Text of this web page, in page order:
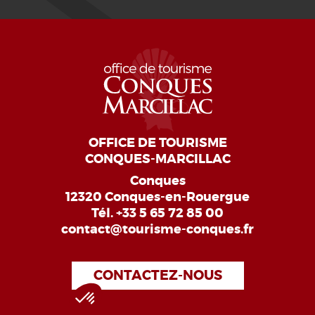
OFFICE DE TOURISME
CONQUES-MARCILLAC
Conques
12320 Conques-en-Rouergue
Tél.+33 5 65 72 85 00
contact@tourisme-conques.fr
CONTACTEZ-NOUS